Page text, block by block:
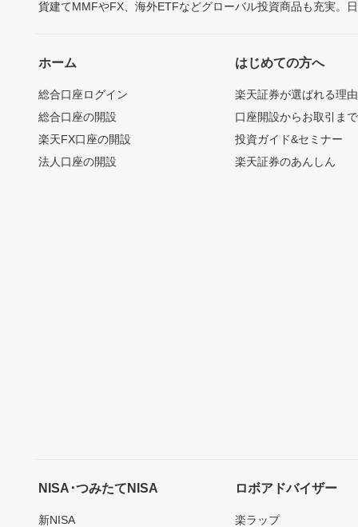
貨建てMMFやFX、海外ETFなどグローバル投資商品も充実。
ホーム
総合口座ログイン
総合口座の開設
楽天FX口座の開設
法人口座の開設
はじめての方へ
楽天証券が選ばれる理由
口座開設からお取引ま
投資ガイド&セミナー
楽天証券のあんしん
NISA･つみたてNISA
新NISA
ロボアドバイザー
楽ラップ